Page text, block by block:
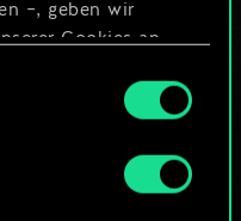
–, geben wir
Cookies an
Zustimmung.
von Cookies
wo